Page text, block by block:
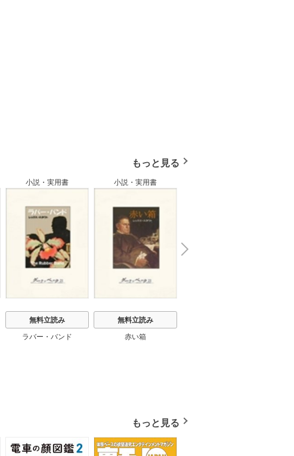
もっと見る
小説・実用書
無料立読み
ラバー・バンド
小説・実用書
無料立読み
赤い箱
N
x
もっと見る